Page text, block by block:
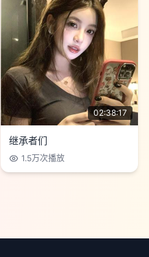
02:38:17
继承者们
1.5万次播放